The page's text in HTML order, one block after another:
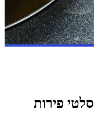
תזונה בריאה מתחילה בבית: 7 סלטי פירות